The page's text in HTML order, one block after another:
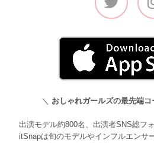
＼ おしゃれガールズの最先端
出演モデル約800名、出演者SNS総フ
itSnapは旬のモデルやインフルエンサ